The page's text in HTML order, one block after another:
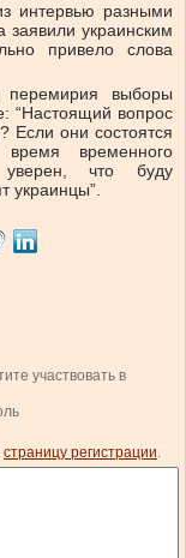
интервью разными
украинским
привело слова
выборы
“Настоящий вопрос
Если они состоятся
временного
что буду
украинцы”.
участвовать в
страницу регистрации.